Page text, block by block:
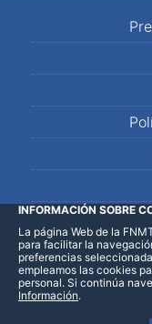
LinkedIn
INFORMACIÓN SOBRE
La página Web de la
para facilitar la
preferencias
empleamos las cookies
personal. Si continúa
Información.